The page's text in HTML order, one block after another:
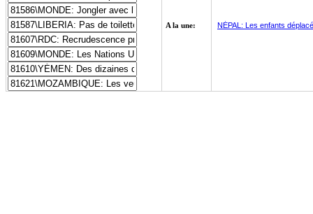
A la une:
NÉPAL: Les enfants